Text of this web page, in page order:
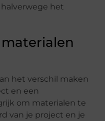
het
materialen
het verschil maken
en een
om materialen te
van je project en je